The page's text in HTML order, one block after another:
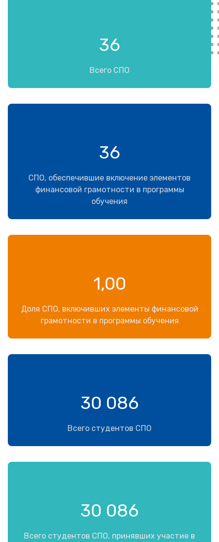
36
Всего СПО
36
СПО, обеспечившие включение элементов
финансовой грамотности в программы
обучения
1,00
Доля СПО, включивших элементы финансовой
грамотности в программы обучения
30 086
Всего студентов СПО
30 086
Всего студентов СПО, принявших участие в